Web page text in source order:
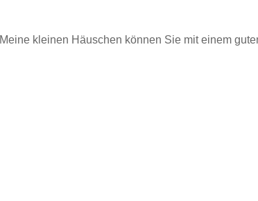
kleinen Häuschen können Sie mit einem